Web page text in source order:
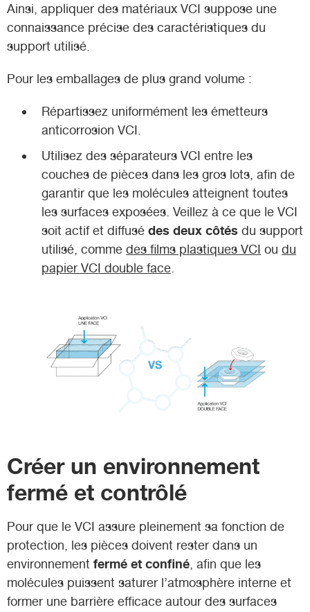
Ainsi, appliquer des matériaux VCI suppose une
connaissance précise des caractéristiques du
support utilisé.
Pour les emballages de plus grand volume :
Répartissez uniformément les émetteurs
anticorrosion VCI.
Utilisez des séparateurs VCI entre les
couches de pièces dans les gros lots, afin de
garantir que les molécules atteignent toutes
les surfaces exposées. Veillez à ce que le VCI
soit actif et diffusé des deux côtés du support
utilisé, comme des films plastiques VCI ou du
papier VCI double face.
Créer un environnement
fermé et contrôlé
Pour que le VCI assure pleinement sa fonction de
protection, les pièces doivent rester dans un
environnement fermé et confiné, afin que les
molécules puissent saturer l’atmosphère interne et
former une barrière efficace autour des surfaces